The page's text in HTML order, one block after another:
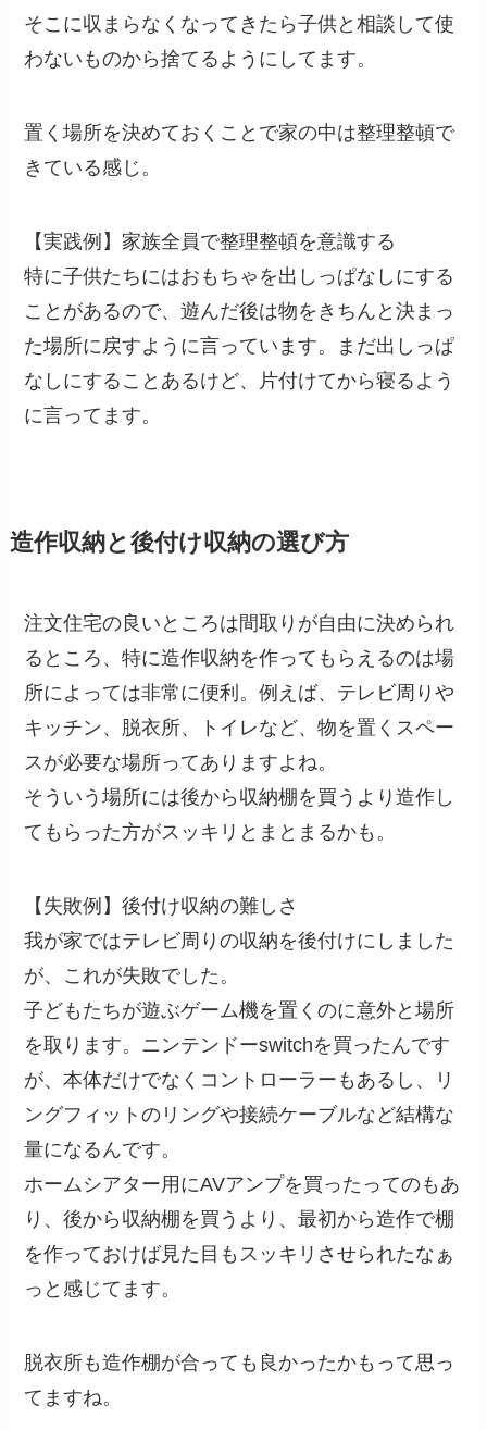
そこに収まらなくなってきたら子供と相談して使
わないものから捨てるようにしてます。
置く場所を決めておくことで家の中は整理整頓で
きている感じ。
【実践例】家族全員で整理整頓を意識する
特に子供たちにはおもちゃを出しっぱなしにする
ことがあるので、遊んだ後は物をきちんと決まっ
た場所に戻すように言っています。まだ出しっぱ
なしにすることあるけど、片付けてから寝るよう
に言ってます。
造作収納と後付け収納の選び方
注文住宅の良いところは間取りが自由に決められ
るところ、特に造作収納を作ってもらえるのは場
所によっては非常に便利。例えば、テレビ周りや
キッチン、脱衣所、トイレなど、物を置くスペー
スが必要な場所ってありますよね。
そういう場所には後から収納棚を買うより造作し
てもらった方がスッキリとまとまるかも。
【失敗例】後付け収納の難しさ
我が家ではテレビ周りの収納を後付けにしました
が、これが失敗でした。
子どもたちが遊ぶゲーム機を置くのに意外と場所
を取ります。ニンテンドーswitchを買ったんです
が、本体だけでなくコントローラーもあるし、リ
ングフィットのリングや接続ケーブルなど結構な
量になるんです。
ホームシアター用にAVアンプを買ったってのもあ
り、後から収納棚を買うより、最初から造作で棚
を作っておけば見た目もスッキリさせられたなぁ
っと感じてます。
脱衣所も造作棚が合っても良かったかもって思っ
てますね。